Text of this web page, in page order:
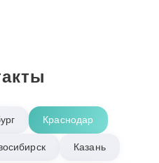
Краснодар
Казань